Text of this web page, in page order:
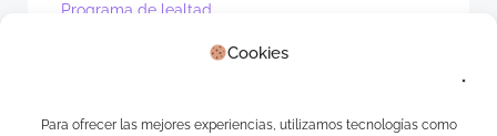
Cookies
Para ofrecer las mejores experiencias, utilizamos tecnologías como
Programa de lealtad
WhatsApp